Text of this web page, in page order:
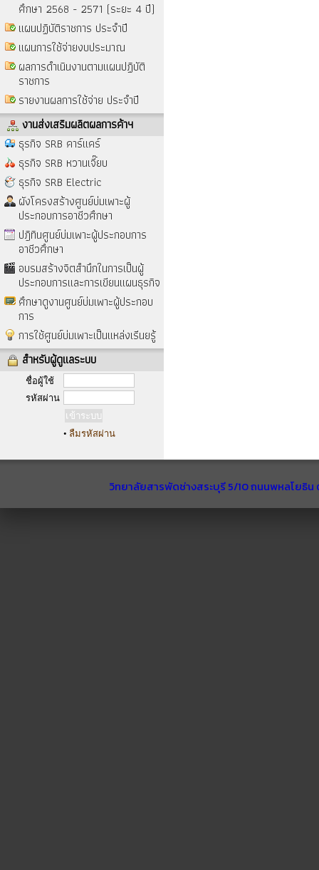
ศึกษา 2568 - 2571 (ระยะ 4 ปี)
แผนปฏิบัติราชการ ประจำปี
แผนการใช้จ่ายงบประมาณ
ผลการดำเนินงานตามแผนปฏิบัติ
ราชการ
รายงานผลการใช้จ่าย ประจำปี
งานส่งเสริมผลิตผลการค้าฯ
ธุรกิจ SRB คาร์แคร์
ธุรกิจ SRB หวานเจี๊ยบ
ธุรกิจ SRB Electric
ผังโครงสร้างศูนย์บ่มเพาะผู้
ประกอบการอาชีวศึกษา
ปฎิทินศูนย์บ่มเพาะผู้ประกอบการ
อาชีวศึกษา
อบรมสร้างจิตสำนึกในการเป็นผู้
ประกอบการและการเขียนแผนธุรกิจ
ศึกษาดูงานศูนย์บ่มเพาะผู้ประกอบ
การ
การใช้ศูนย์บ่มเพาะเป็นแหล่งเรีนยรู้
สำหรับผู้ดูแลระบบ
ชื่อผู้ใช้
รหัสผ่าน
• ลืมรหัสผ่าน
วิทยาลัยสารพัดช่างสระบุรี 5/10 ถนนพหลโยธิ